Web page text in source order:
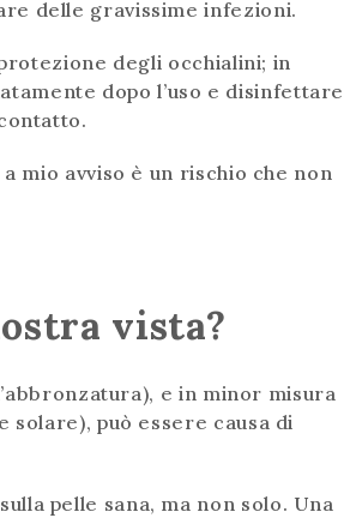
delle gravissime infezioni.
degli occhialini; in
dopo l’uso e disinfettare
mio avviso è un rischio che non
vista?
e in minor misura
può essere causa di
pelle sana, ma non solo. Una